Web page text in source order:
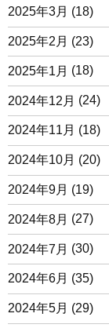
2025年3月 (18)
2025年2月 (23)
2025年1月 (18)
2024年12月 (24)
2024年11月 (18)
2024年10月 (20)
2024年9月 (19)
2024年8月 (27)
2024年7月 (30)
2024年6月 (35)
2024年5月 (29)